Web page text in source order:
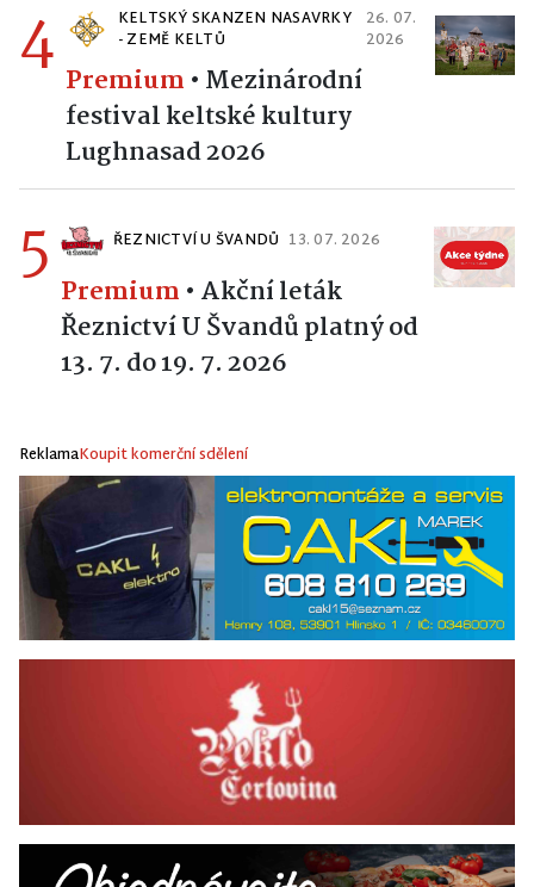
4
KELTSKÝ SKANZEN NASAVRKY
- ZEMĚ KELTŮ
26. 07.
2026
Premium • Mezinárodní
festival keltské kultury
Lughnasad 2026
5 ŘEZNICTVÍ U ŠVANDŮ 13. 07. 2026
Premium • Akční leták
Řeznictví U Švandů platný od
13. 7. do 19. 7. 2026
ReklamaKoupit komerční sdělení